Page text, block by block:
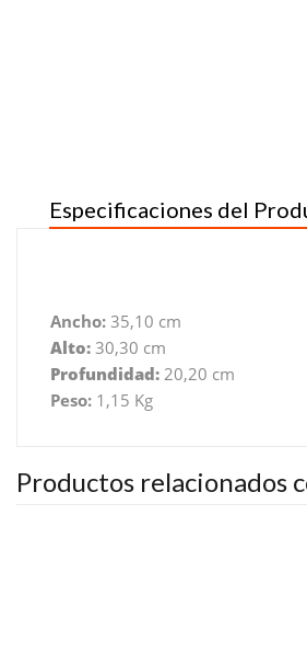
Especificaciones del
Ancho: 35,10 cm
Alto: 30,30 cm
Profundidad: 20,20 cm
Peso: 1,15 Kg
Productos relacionados